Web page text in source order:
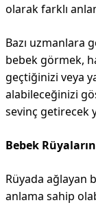
olarak farklı
Bazı uzmanlara
bebek görmek,
geçtiğinizi veya
alabileceğinizi
sevinç getirecek
Bebek
Rüyada ağlayan
anlama sahip